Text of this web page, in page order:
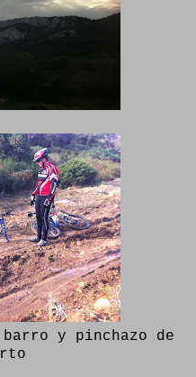
barro y pinchazo de